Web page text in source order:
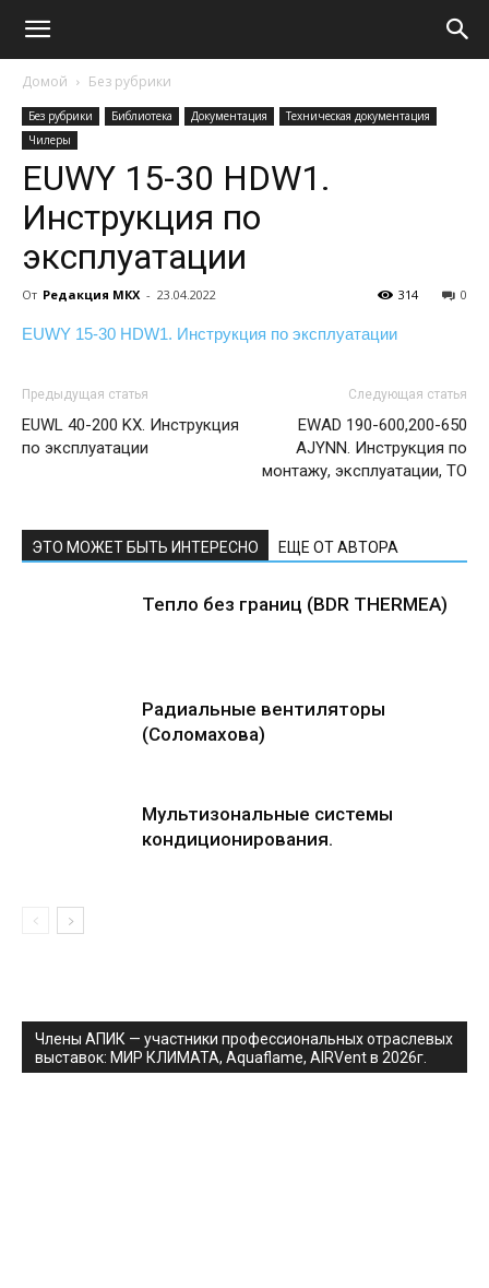
Домой Без рубрики
Без рубрики Библиотека Документация
Техническая документация
Чилеры
EUWY 15-30 HDW1.
Инструкция по
эксплуатации
От Редакция МКХ - 23.04.2022 0
314
EUWY 15-30 HDW1. Инструкция по эксплуатации
Предыдущая статья
EUWL 40-200 KX. Инструкция
по эксплуатации
Следующая статья
EWAD 190-600,200-650
AJYNN. Инструкция по
монтажу, эксплуатации, ТО
ЭТО МОЖЕТ БЫТЬ ИНТЕРЕСНО ЕЩЕ ОТ АВТОРА
Тепло без границ (BDR THERMEA)
Радиальные вентиляторы
(Соломахова)
Мультизональные системы
кондиционирования.
Члены АПИК — участники профессиональных отраслевых
выставок: МИР КЛИМАТА, Aquaflame, AIRVent в 2026г.